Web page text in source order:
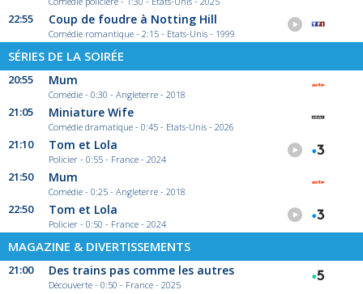
22:55 Coup de foudre à Notting Hill
Comédie romantique - 2:15 - Etats-Unis - 1999
SÉRIES DE LA SOIRÉE
20:55 Mum
Comédie - 0:30 - Angleterre - 2018
21:05 Miniature Wife
Comédie dramatique - 0:45 - Etats-Unis - 2026
21:10 Tom et Lola
Policier - 0:55 - France - 2024
21:50 Mum
Comédie - 0:25 - Angleterre - 2018
22:50 Tom et Lola
Policier - 0:50 - France - 2024
MAGAZINE & DIVERTISSEMENTS
21:00 Des trains pas comme les autres
Découverte - 0:50 - France - 2025